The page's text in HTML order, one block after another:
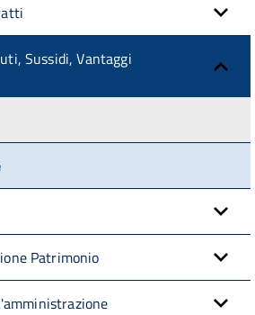
Sussidi, Vantaggi
Patrimonio